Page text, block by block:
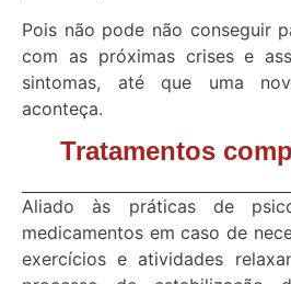
Pois não pode não conseguir
com as próximas crises e
sintomas, até que uma
aconteça.
Tratamentos
Aliado às práticas de
medicamentos em caso de
exercícios e atividades